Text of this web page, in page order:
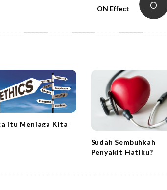
O
ON Effect
itu Menjaga Kita
Sudah Sembuhkah
Penyakit Hatiku?